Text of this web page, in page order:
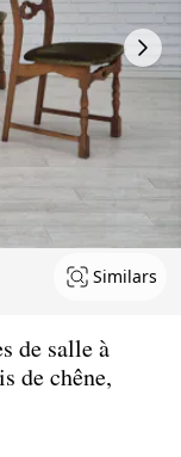
Similars
de salle à
de chêne,